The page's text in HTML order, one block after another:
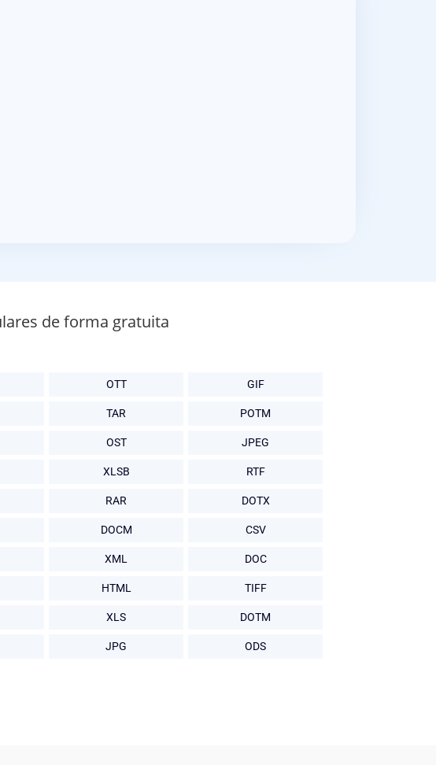
de forma gratuita
OTT GIF
TAR POTM
OST JPEG
XLSB RTF
RAR DOTX
DOCM CSV
XML DOC
HTML TIFF
XLS DOTM
JPG ODS